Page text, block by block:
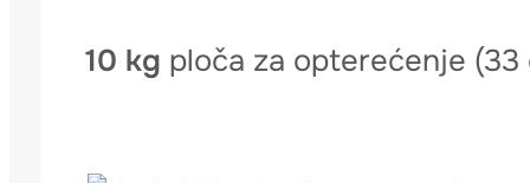
10 kg ploča za opterećenje (33